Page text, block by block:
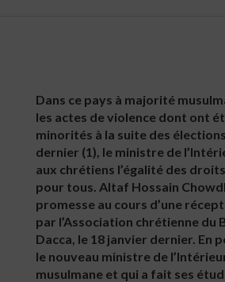
Dans ce pays à majorité
les actes de violence dont ont
minorités à la suite des
dernier (1), le ministre de
aux chrétiens l’égalité des
pour tous. Altaf Hossain
promesse au cours d’une
par l’Association chrétienne du
Dacca, le 18 janvier dernier. En
le nouveau ministre de
musulmane et qui a fait ses